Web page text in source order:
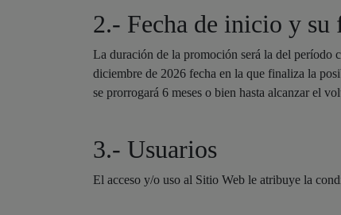
2.- Fecha de inicio y
La duración de la promoción será la del período
diciembre de 2026 fecha en la que finaliza la
se prorrogará 6 meses o bien hasta alcanzar el
3.- Usuarios
El acceso y/o uso al Sitio Web le atribuye la